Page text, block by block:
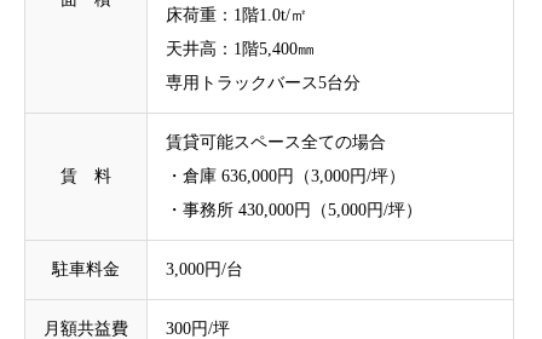
床荷重：1階1.0t/㎡
天井高：1階5,400㎜
専用トラックバース5台分
賃 料
賃貸可能スペース全ての場合
・倉庫 636,000円（3,000円/坪）
・事務所 430,000円（5,000円/坪）
駐⾞料⾦ 3,000円/台
月額共益費 300円/坪